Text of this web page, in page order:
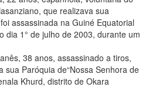
que realizava sua
assassinada na Guiné Equatorial
dia 1° de julho de 2003, durante um
38 anos, assassinado a tiros,
sua Paróquia de“Nossa Senhora de
Khurd, distrito de Okara